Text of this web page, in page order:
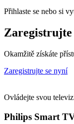
Přihlaste se nebo si
Okamžitě získáte
Zaregistrujte se nyní
Ovládejte svou
Philips Smart